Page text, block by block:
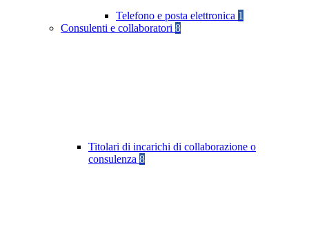
Telefono e posta elettronica 1
Consulenti e collaboratori 8
Titolari di incarichi di collaborazione o
consulenza 8